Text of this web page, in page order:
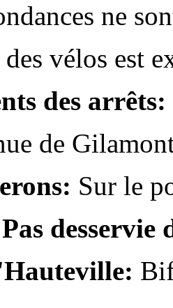
ne
vélos est
des arrêts:
de
Sur le